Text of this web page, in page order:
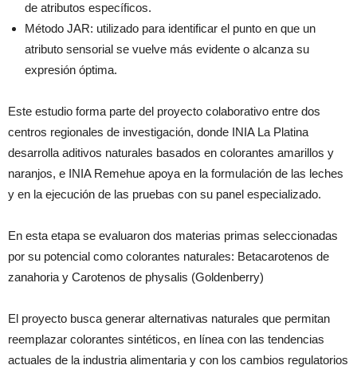
de atributos específicos.
Método JAR: utilizado para identificar el punto en que un
atributo sensorial se vuelve más evidente o alcanza su
expresión óptima.
Este estudio forma parte del proyecto colaborativo entre dos
centros regionales de investigación, donde INIA La Platina
desarrolla aditivos naturales basados en colorantes amarillos y
naranjos, e INIA Remehue apoya en la formulación de las leches
y en la ejecución de las pruebas con su panel especializado.
En esta etapa se evaluaron dos materias primas seleccionadas
por su potencial como colorantes naturales: Betacarotenos de
zanahoria y Carotenos de physalis (Goldenberry)
El proyecto busca generar alternativas naturales que permitan
reemplazar colorantes sintéticos, en línea con las tendencias
actuales de la industria alimentaria y con los cambios regulatorios